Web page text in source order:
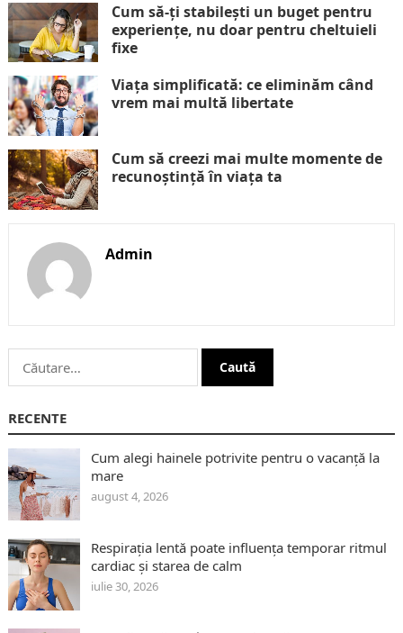
Cum să-ți stabilești un buget pentru
experiențe, nu doar pentru cheltuieli
fixe
Viața simplificată: ce eliminăm când
vrem mai multă libertate
Cum să creezi mai multe momente de
recunoștință în viața ta
Admin
Caută
după:
RECENTE
Cum alegi hainele potrivite pentru o vacanță la
mare
august 4, 2026
Respirația lentă poate influența temporar ritmul
cardiac și starea de calm
iulie 30, 2026